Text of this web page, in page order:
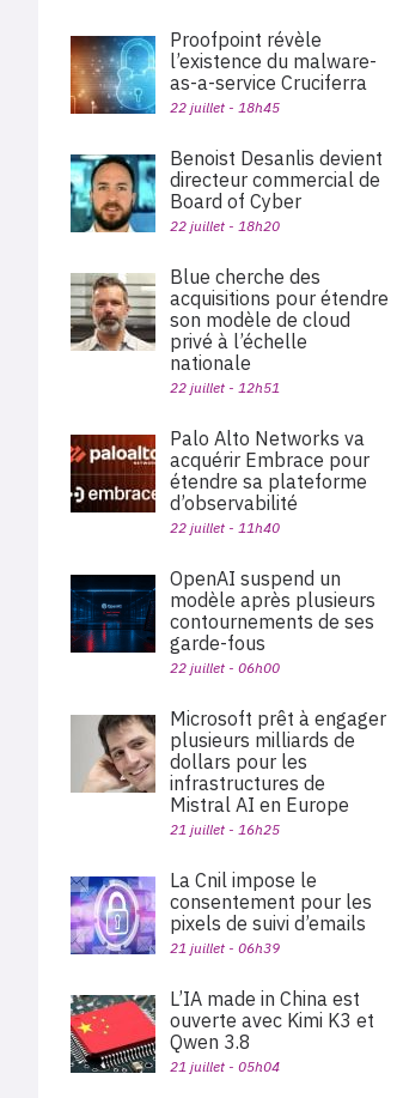
Proofpoint révèle
l’existence du malware-
as-a-service Cruciferra
22 juillet - 18h45
Benoist Desanlis devient
directeur commercial de
Board of Cyber
22 juillet - 18h20
Blue cherche des
acquisitions pour étendre
son modèle de cloud
privé à l’échelle
nationale
22 juillet - 12h51
Palo Alto Networks va
acquérir Embrace pour
étendre sa plateforme
d’observabilité
22 juillet - 11h40
OpenAI suspend un
modèle après plusieurs
contournements de ses
garde-fous
22 juillet - 06h00
Microsoft prêt à engager
plusieurs milliards de
dollars pour les
infrastructures de
Mistral AI en Europe
21 juillet - 16h25
La Cnil impose le
consentement pour les
pixels de suivi d’emails
21 juillet - 06h39
L’IA made in China est
ouverte avec Kimi K3 et
Qwen 3.8
21 juillet - 05h04